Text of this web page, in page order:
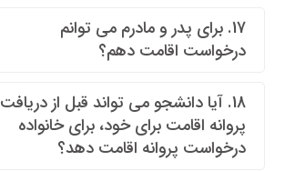
17. برای پدر و مادرم می توانم
درخواست اقامت دهم؟
18. آیا دانشجو می تواند قبل از دریافت
پروانه اقامت برای خود، برای خانواده
درخواست پروانه اقامت دهد؟